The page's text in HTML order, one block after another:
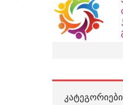
ᲙᲐᲢᲔᲒᲝᲠᲘᲔᲑᲘ